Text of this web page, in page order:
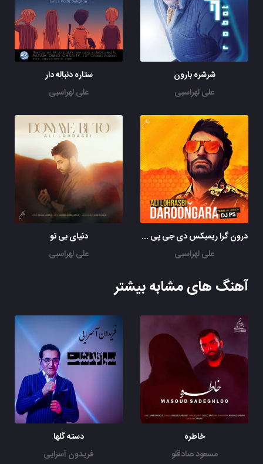
شرشره بارون
علی لهراسبی
ستاره دنباله دار
علی لهراسبی
درون گرا ریمیکس دی جی پی اس
علی لهراسبی
دنیای بی تو
علی لهراسبی
آهنگ های مشابه بیشتر
خاطره
مسعود صادقلو
دسته گلها
فریدون آسرایی